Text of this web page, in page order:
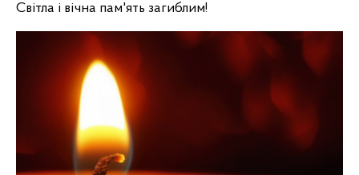
Світла і вічна пам'ять загиблим!